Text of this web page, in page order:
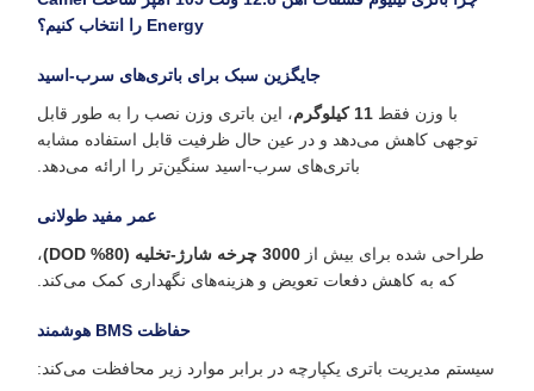
Energy را انتخاب کنیم؟
جایگزین سبک برای باتری‌های سرب-اسید
با وزن فقط 11 کیلوگرم
، این باتری وزن نصب را به طور قابل
توجهی کاهش می‌دهد و در عین حال ظرفیت قابل استفاده مشابه
باتری‌های سرب-اسید سنگین‌تر را ارائه می‌دهد.
عمر مفید طولانی
طراحی شده برای بیش از 3000 چرخه شارژ-تخلیه (80% DOD)
،
که به کاهش دفعات تعویض و هزینه‌های نگهداری کمک می‌کند.
حفاظت BMS هوشمند
سیستم مدیریت باتری یکپارچه در برابر موارد زیر محافظت می‌کند: